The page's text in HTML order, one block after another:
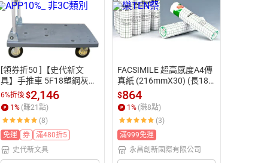
[領券折50 ]【史代新文
具】手推車 5F18塑鋼灰色
KCL-300K小推車48X75c
m
6%折後$2,146
1% (賺21點)
(8)
免運
券
滿480折5
史代新文具
FACSIMILE 超高感度A4傳
真紙 (216mmX30) (長18
m) 24支入 / 箱【APP滿額
下單10%點數(單一帳號最
高1500點)】8/31止
$864
1% (賺8點)
(3)
滿999免運
永昌創新國際有限公司